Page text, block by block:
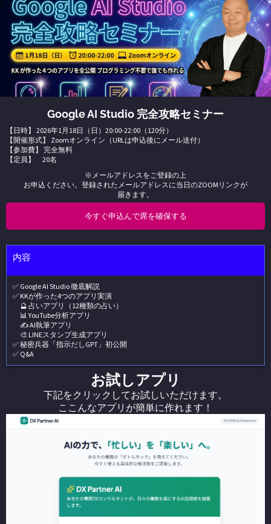
Google AI Studio 完全攻略セミナー
【日時】 2026年1月18日（日）20:00-22:00（120分）
【開催形式】 Zoomオンライン（URLは申込後にメール送付）
【参加費】 完全無料
【定員】 20名
※メールアドレスをご登録の上
お申込ください。登録されたメールアドレスに当日のZOOMリンクが
届きます。
今すぐ申込んで席を確保する
内容
✅ Google AI Studio 徹底解説
✅ KKが作った4つのアプリ実演
🔮 占いアプリ（12種類の占い）
📊 YouTube分析アプリ
✍️ AI執筆アプリ
🎨 LINEスタンプ生成アプリ
✅ 秘密兵器「指示だしGPT」初公開
✅ Q&A
お試しアプリ
下記をクリックしてお試しいただけます。
ここんなアプリが簡単に作れます！